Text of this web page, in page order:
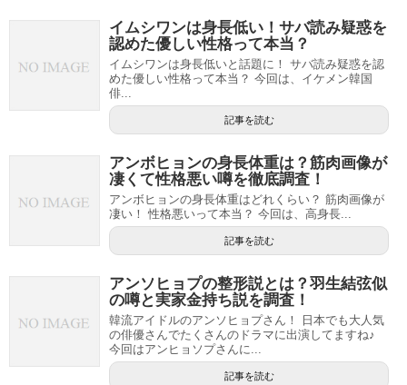
イムシワンは身長低い！サバ読み疑惑を
認めた優しい性格って本当？
イムシワンは身長低いと話題に！ サバ読み疑惑を認
めた優しい性格って本当？ 今回は、イケメン韓国
俳...
記事を読む
アンボヒョンの身長体重は？筋肉画像が
凄くて性格悪い噂を徹底調査！
アンボヒョンの身長体重はどれくらい？ 筋肉画像が
凄い！ 性格悪いって本当？ 今回は、高身長...
記事を読む
アンソヒョプの整形説とは？羽生結弦似
の噂と実家金持ち説を調査！
韓流アイドルのアンソヒョプさん！ 日本でも大人気
の俳優さんでたくさんのドラマに出演してますね♪
今回はアンヒョソプさんに...
記事を読む